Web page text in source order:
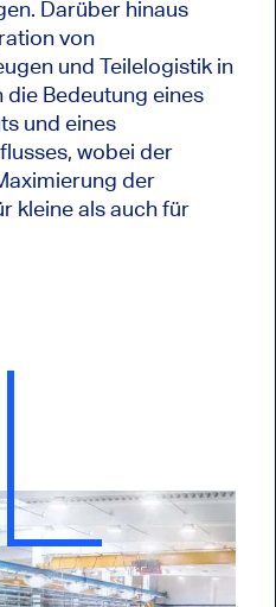
Darüber hinaus
von
und Teilelogistik in
Bedeutung eines
und eines
wobei der
der
kleine als auch für